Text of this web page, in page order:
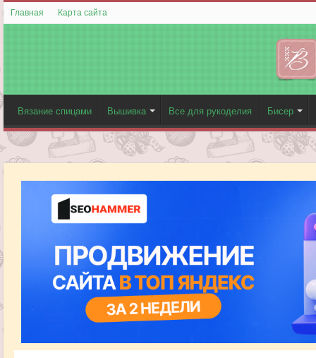
Главная Карта сайта
Вязание спицами Вышивка Все для рукоделия Бисер